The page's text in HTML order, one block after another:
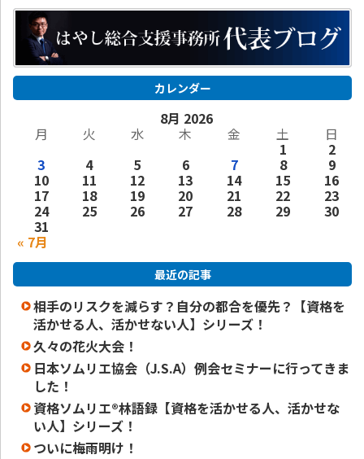
カレンダー
8月 2026
月 火 水 木 金 土 日
« 7月
1 2
3 4 5 6 7 8 9
10 11 12 13 14 15 16
17 18 19 20 21 22 23
24 25 26 27 28 29 30
31
最近の記事
相手のリスクを減らす？自分の都合を優先？【資格を
活かせる人、活かせない人】シリーズ！
久々の花火大会！
日本ソムリエ協会（J.S.A）例会セミナーに行ってきま
した！
資格ソムリエ®️林語録【資格を活かせる人、活かせな
い人】シリーズ！
ついに梅雨明け！